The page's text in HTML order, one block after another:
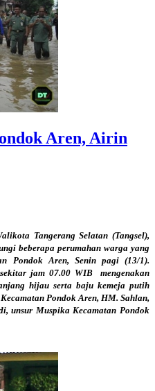
Aren, Airin
Tangerang Selatan (Tangsel),
beberapa perumahan warga yang
Pondok Aren, Senin pagi (13/1).
jam 07.00 WIB mengenakan
hijau serta baju kemeja putih
Pondok Aren, HM. Sahlan,
unsur Muspika Kecamatan Pondok